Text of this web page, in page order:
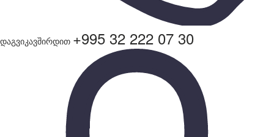
დაგვიკავშირდით +995 32 222 07 30